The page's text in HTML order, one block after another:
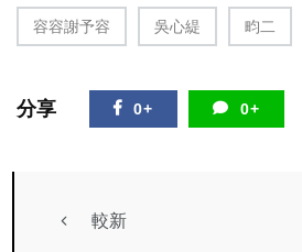
容容謝予容 吳心緹 畇二
分享 0+ 0+
較新